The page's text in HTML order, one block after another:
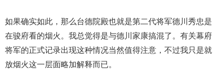
如果确实如此，那么台德院殿也就是第二代将军德川秀忠是
在骏府看的烟火。我总觉得是与德川家康搞混了。有关幕府
将军的正式记录出现这种情况当然值得注意，不过我只是就
放烟火这一层面略加解释而已。